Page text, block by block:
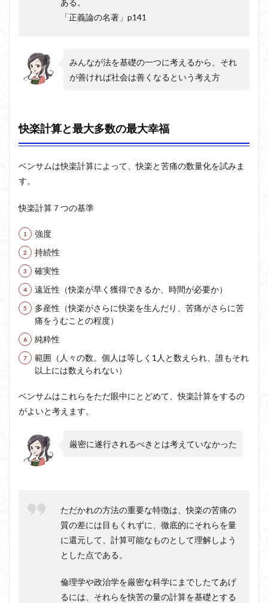
ある。
「正義論の名著」p141
みんなが法を基礎の一つに考えるから、それ
が善ければ社会は善くなるという考え方
快楽計算と最大多数の最大幸福
ベンサムは快楽計算によって、快楽と苦痛の数量化を試みま
す。
快楽計算７つの基準
強度
持続性
確実性
遠近性（快楽が早く獲得できるか、時間が必要か）
多産性（快楽がさらに快楽を生んだり、苦痛がさらに苦
痛をうむことの程度）
純粋性
範囲（人々の数。個人は等しく1人と数えられ、誰もそれ
以上には数えられない）
ベンサムはこれらをただ眼中にとどめて、快楽計算をするの
がよいと考えます。
厳密に遂行されるべきとは考えていなかった
ただかれの方法の重要な特徴は、快楽の苦痛の
質の差には目もくれずに、徹底的にそれらを量
に還元して、計算可能なものとして理解しよう
とした点である。
倫理学や政治学を厳密な科学にまでしたてあげ
るには、それらを快苦の量の計算を基礎とする